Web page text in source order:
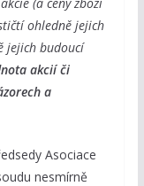
(a ceny zboží
ohledně jejich
jejich budoucí
akcií či
a
Asociace
nesmírně